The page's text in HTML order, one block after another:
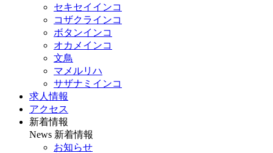
セキセイインコ
コザクラインコ
ボタンインコ
オカメインコ
文鳥
マメルリハ
サザナミインコ
求人情報
アクセス
新着情報
News 新着情報
お知らせ